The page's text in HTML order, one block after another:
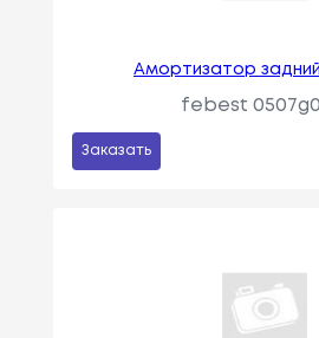
Амортизатор
febest
Заказать